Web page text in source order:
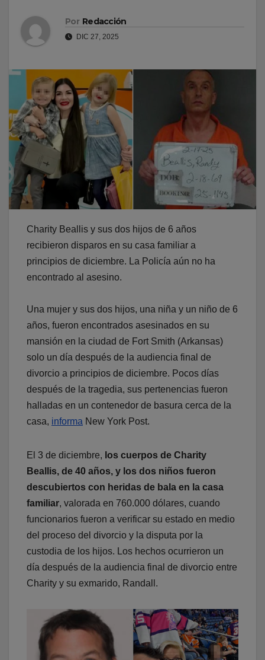
Por Redacción
DIC 27, 2025
Charity Beallis y sus dos hijos de 6 años
recibieron disparos en su casa familiar a
principios de diciembre. La Policía aún no ha
encontrado al asesino.
Una mujer y sus dos hijos, una niña y un niño de 6
años, fueron encontrados asesinados en su
mansión en la ciudad de Fort Smith (Arkansas)
solo un día después de la audiencia final de
divorcio a principios de diciembre. Pocos días
después de la tragedia, sus pertenencias fueron
halladas en un contenedor de basura cerca de la
casa, informa New York Post.
El 3 de diciembre, los cuerpos de Charity
Beallis, de 40 años, y los dos niños fueron
descubiertos con heridas de bala en la casa
familiar, valorada en 760.000 dólares, cuando
funcionarios fueron a verificar su estado en medio
del proceso del divorcio y la disputa por la
custodia de los hijos. Los hechos ocurrieron un
día después de la audiencia final de divorcio entre
Charity y su exmarido, Randall.